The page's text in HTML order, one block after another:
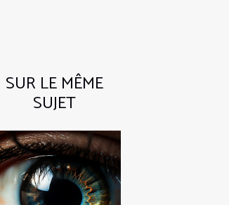
SUR LE MÊME
SUJET